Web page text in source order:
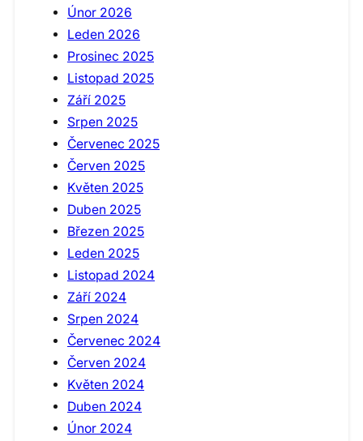
Únor 2026
Leden 2026
Prosinec 2025
Listopad 2025
Září 2025
Srpen 2025
Červenec 2025
Červen 2025
Květen 2025
Duben 2025
Březen 2025
Leden 2025
Listopad 2024
Září 2024
Srpen 2024
Červenec 2024
Červen 2024
Květen 2024
Duben 2024
Únor 2024